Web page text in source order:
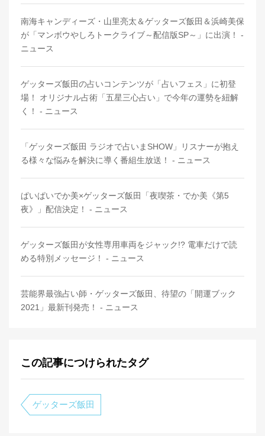
南海キャンディーズ・山里亮太＆ゲッターズ飯田＆浜崎美保
が「マンボウやしろトークライブ～配信版SP～」に出演！ -
ニュース
ゲッターズ飯田の占いコンテンツが「占いフェス」に初登
場！ オリジナル占術「五星三心占い」で今年の運勢を紐解
く！ - ニュース
「ゲッターズ飯田 ラジオで占いまSHOW」リスナーが抱え
る様々な悩みを解決に導く番組生放送！ - ニュース
ぱいぱいでか美×ゲッターズ飯田「夜喫茶・でか美《第5
夜》」配信決定！ - ニュース
ゲッターズ飯田が女性専用車両をジャック!? 電車だけで読
める特別メッセージ！ - ニュース
芸能界最強占い師・ゲッターズ飯田、待望の「開運ブック
2021」最新刊発売！ - ニュース
この記事につけられたタグ
ゲッターズ飯田